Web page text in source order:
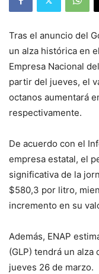
Tras el anuncio del
un alza histórica en
Empresa Nacional
partir del jueves, el
octanos aumentará
respectivamente.
De acuerdo con el
empresa estatal, el
significativa de la
$580,3 por litro,
incremento en su
Además, ENAP
(GLP) tendrá un
jueves 26 de marzo.